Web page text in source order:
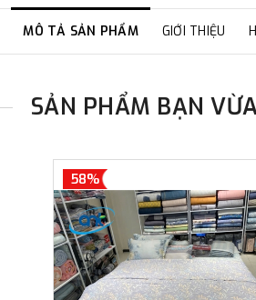
Sợi vải
đệm, đều
thiện với
rất hợp lý,
Thiết kế
cầu của
sẵn sàng
Lựa chọn
chăm sóc
Ant
MÔ TẢ SẢN PHẨM GIỚI THIỆU
SẢN PHẨM BẠN
58%